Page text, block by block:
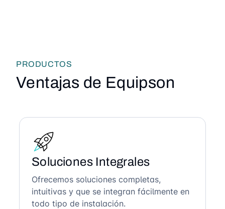
PRODUCTOS
Ventajas de Equipson
Soluciones Integrales
Ofrecemos soluciones completas,
intuitivas y que se integran fácilmente en
todo tipo de instalación.